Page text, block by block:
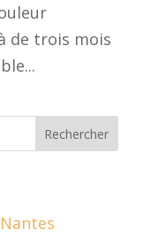
de trois mois
Rechercher